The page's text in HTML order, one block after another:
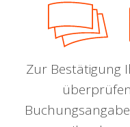
Zur Bestätigung